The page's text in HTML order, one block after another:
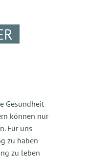
Gesundheit
können nur
Für uns
zu haben
zu leben